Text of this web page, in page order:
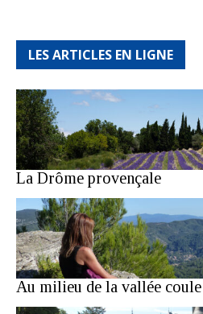
LES ARTICLES EN LIGNE
La Drôme provençale
Au milieu de la vallée coule